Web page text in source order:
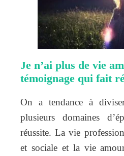
Je n’ai plus de vie
témoignage qui fait
On a tendance à
plusieurs domaines
réussite. La vie
et sociale et la vie